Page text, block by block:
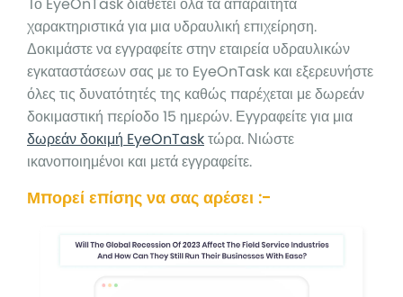
χαρακτηριστικά για μια υδραυλική επιχείρηση.
Δοκιμάστε να εγγραφείτε στην εταιρεία υδραυλικών
εγκαταστάσεων σας με το EyeOnTask και εξερευνήστε
όλες τις δυνατότητές της καθώς παρέχεται με δωρεάν
δοκιμαστική περίοδο 15 ημερών. Εγγραφείτε για μια
δωρεάν δοκιμή EyeOnTaskτώρα. Νιώστε
ικανοποιημένοι και μετά εγγραφείτε.
Μπορεί επίσης να σας αρέσει :-